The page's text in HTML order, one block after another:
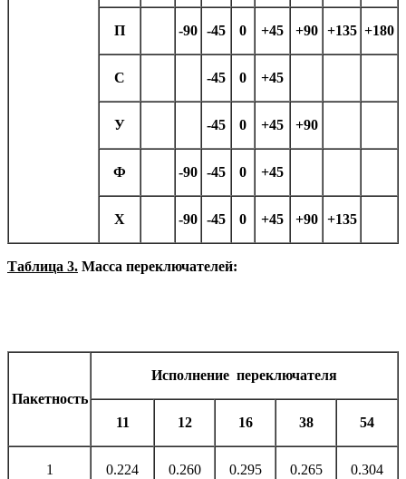
П -90 -45 0 +45 +90 +135 +180
С -45 0 +45
У -45 0 +45 +90
Ф -90 -45 0 +45
Х -90 -45 0 +45 +90 +135
Таблица 3. Масса переключателей:
Пакетность
Исполнение переключателя
11 12 16 38 54
1 0.224 0.260 0.295 0.265 0.304